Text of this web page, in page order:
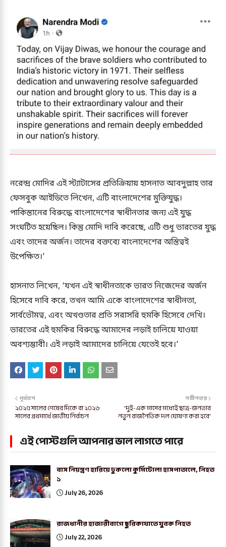
নরেন্দ্র মোদির এই স্ট্যাটাসের প্রতিক্রিয়ায় হাসনাত আবদুল্লাহ তার
ফেসবুক আইডিতে লিখেন, এটি বাংলাদেশের মুক্তিযুদ্ধ।
পাকিস্তানের বিরুদ্ধে বাংলাদেশের স্বাধীনতার জন্য এই যুদ্ধ
সংঘটিত হয়েছিল। কিন্তু মোদি দাবি করেছে, এটি শুধু ভারতের যুদ্ধ
এবং তাদের অর্জন। তাদের বক্তব্যে বাংলাদেশের অস্তিত্বই
উপেক্ষিত।’
হাসনাত লিখেন, ‘যখন এই স্বাধীনতাকে ভারত নিজেদের অর্জন
হিসেবে দাবি করে, তখন আমি একে বাংলাদেশের স্বাধীনতা,
সার্বভৌমত্ব, এবং অখণ্ডতার প্রতি সরাসরি হুমকি হিসেবে দেখি।
ভারতের এই হুমকির বিরুদ্ধে আমাদের লড়াই চালিয়ে যাওয়া
অবশ্যম্ভাবী। এই লড়াই আমাদের চালিয়ে যেতেই হবে।’
নবীনতর
‘দুই-এক মাসের মধ্যেই ছাত্র-জনতার
নতুন রাজনৈতিক দল ঘোষণা করা হবে’
পূর্বতন
২০২৫ সালের শেষের দিকে বা ২০২৬
সালের প্রথমার্ধে জাতীয় নির্বাচন
এই পোস্টগুলি আপনার ভাল লাগতে পারে
বাস নিয়ন্ত্রণ হারিয়ে ঢুকলো কুর্মিটোলা হাসপাতালে, নিহত
১
July 26, 2026
রাজধানীর হাজারীবাগে ছুরিকাঘাতে যুবক নিহত
July 22, 2026